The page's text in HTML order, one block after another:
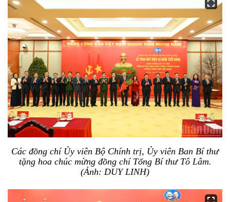
Các đồng chí Ủy viên Bộ Chính trị, Ủy viên Ban Bí thư
tặng hoa chúc mừng đồng chí Tổng Bí thư Tô Lâm.
(Ảnh: DUY LINH)